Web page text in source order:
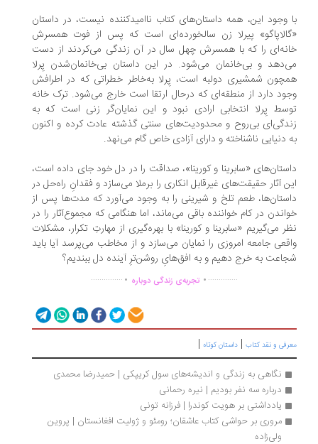
وجود این، همه داستان‌های کتاب ناامیدکننده نیست، در داستان
پیرلا زن سالخورده‌ای است که پس از فوت همسرش
را که با همسرش چهل سال در آن زندگی می‌کردند از دست
و بی‌خانمان می‌شود. در این داستان بی‌خانمان‌شدن پِرلا
شمشیری دولبه است، پِرلا به‌خاطر خطراتی که در اطرافش
دارد از منطقه‌ای که درحال ارتقا است خارج می‌شود. ترک خانه
پِرلا انتخابی ارادی نبود و این نمایان‌گر زنی است که به
بی‌روح و محدودیت‌های سنتی گذشته عادت کرده‌ و اکنون
دنیایی ناشناخته و دارای آزادی خاص گام می‌نهد.
«سابرینا و کورینا»، صداقت را در دل خود جای داده است،
آثار حقیقت‌های غیرقابل انکاری را برملا می‌سازد و فقدانِ راه‌حل در
طعم تلخ و شیرینی را به وجود می‌آورد که مدت‌ها پس از
در کام خواننده باقی می‌ماند، اما هنگامی که مجموع‌آثار را در
می‌گیریم «سابرینا و کورینا» با بهره‌گیری از مهارتِ تکرار، مشکلات
جامعه امروزی را نمایان می‌سازد و از مخاطب می‌پرسد آیا باید
به خرج دهیم و به افق‌هایِ روشن‌ترِ آینده دل ببندیم؟
................تجربه‌ی زندگی دوباره ...............
و نقد کتاب|داستان کوتاه|
نگاهی به زندگی و اندیشه‌های سول کریپکی | حمیدرضا محمدی
درباره سه نفر بودیم | نیره رحمانی
یادداشتی بر هویت کوندرا | فرزانه تونی
مروری بر حواشی کتاب عاشقان؛ رومئو و ژولیت افغانستان | پروین